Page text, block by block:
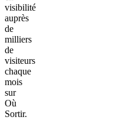
visibilité
auprès
de
milliers
de
visiteurs
chaque
mois
sur
Où
Sortir.